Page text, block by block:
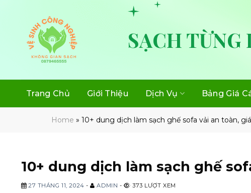
content
SẠCH
Trang Chủ Giới Thiệu Dịch Vụ Bảng Giá
Home » 10+ dung dịch làm sạch ghế sofa vải an toàn,
10+ dung dịch làm sạch ghế
27 THÁNG 11, 2024 - ADMIN - 373 LƯỢT XEM